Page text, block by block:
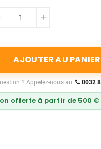
AJOUTER AU PANIER
? Appelez-nous au 0032
offerte à partir de 500 €